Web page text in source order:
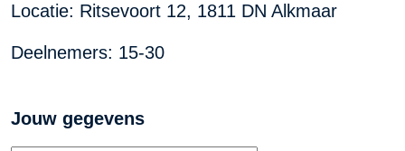
Locatie: Ritsevoort 12, 1811 DN Alkmaar
Deelnemers: 15-30
Jouw gegevens